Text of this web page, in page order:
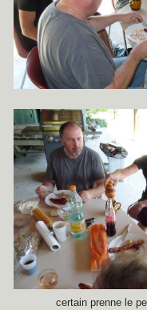
certain prenne le